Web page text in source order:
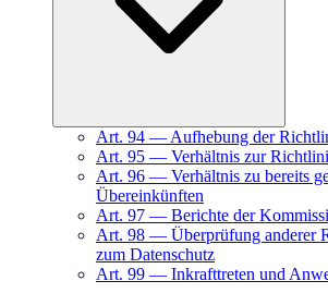
Art. 94 — Aufhebung der
Art. 95 — Verhältnis zur
Art. 96 — Verhältnis zu bereits
Übereinkünften
Art. 97 — Berichte der
Art. 98 — Überprüfung anderer
zum Datenschutz
Art. 99 — Inkrafttreten und